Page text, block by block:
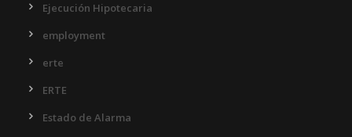
Ejecución Hipotecaria
employment
erte
ERTE
Estado de Alarma